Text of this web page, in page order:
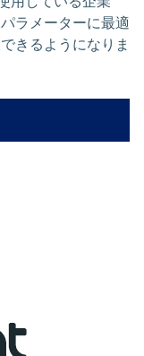
ラメーターに最適
きるようになりま